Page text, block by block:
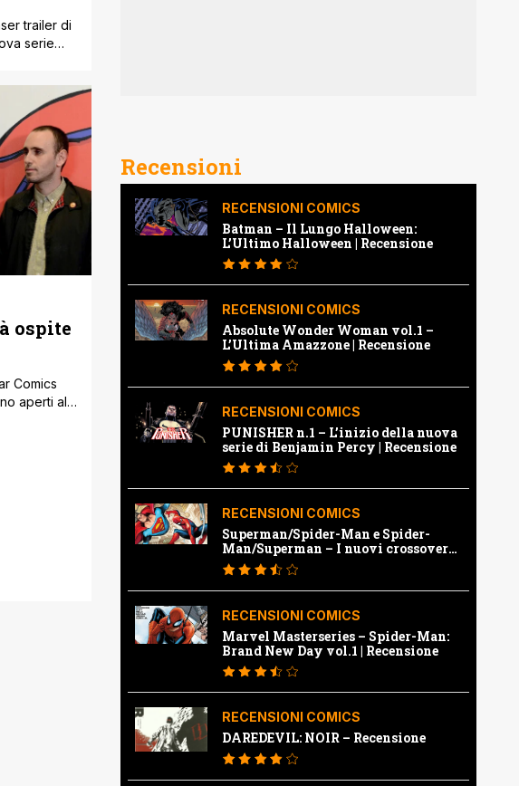
trailer di
serie
Con la
e [']
ospite
Comics
aperti al
Recensioni
RECENSIONI COMICS
Batman – Il Lungo Halloween:
L’Ultimo Halloween | Recensione
RECENSIONI COMICS
Absolute Wonder Woman vol.1 –
L’Ultima Amazzone | Recensione
RECENSIONI COMICS
PUNISHER n.1 – L’inizio della nuova
serie di Benjamin Percy | Recensione
RECENSIONI COMICS
Superman/Spider-Man e Spider-
Man/Superman – I nuovi crossover
Marvel e Dc | Recensione
RECENSIONI COMICS
Marvel Masterseries – Spider-Man:
Brand New Day vol.1 | Recensione
RECENSIONI COMICS
DAREDEVIL: NOIR – Recensione